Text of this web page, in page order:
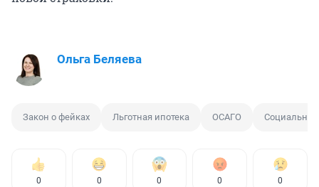
Ольга Беляева
Закон о фейках Льготная ипотека ОСАГО
0 0 0 0 0